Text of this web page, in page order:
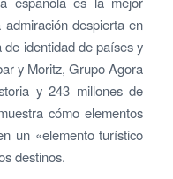
despierta en
de identidad de países y
y Moritz, Grupo Agora
y 243 millones de
cómo elementos
un «elemento turístico
destinos.